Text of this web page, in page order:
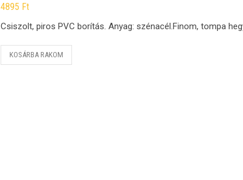
4895 Ft
Csiszolt, piros PVC borítás. Anyag: szénacél.Finom, tompa
KOSÁRBA RAKOM